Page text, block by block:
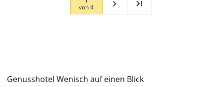
von4
Genusshotel Wenisch auf einen Blick